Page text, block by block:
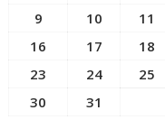
9
10 11
16
17 18
23
24 25
30
31